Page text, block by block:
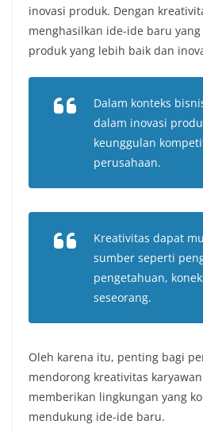
inovasi produk. Dengan
menghasilkan ide-ide baru
produk yang lebih baik dan
Dalam konteks
dalam inovasi
keunggulan
perusahaan.
Kreativitas dapat
sumber seperti
pengetahuan,
seseorang.
Oleh karena itu, penting bagi
mendorong kreativitas
memberikan lingkungan yang
mendukung ide-ide baru.